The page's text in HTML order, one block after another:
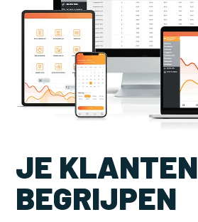
JE KLANTEN
BEGRIJPEN